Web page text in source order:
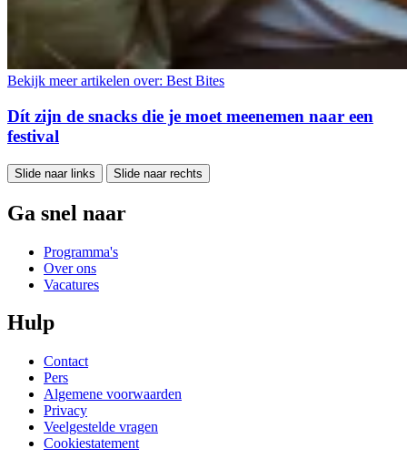
Bekijk meer artikelen over: Best Bites
Dít zijn de snacks die je moet meenemen naar een
festival
Slide naar links Slide naar rechts
Ga snel naar
Programma's
Over ons
Vacatures
Hulp
Contact
Pers
Algemene voorwaarden
Privacy
Veelgestelde vragen
Cookiestatement